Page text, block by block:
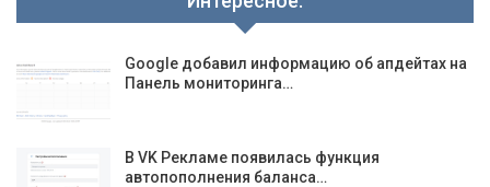
Google добавил информацию об апдейтах на
Панель мониторинга…
В VK Рекламе появилась функция
автопополнения баланса…